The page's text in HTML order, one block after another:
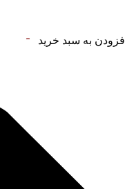
افزودن به سبد خرید